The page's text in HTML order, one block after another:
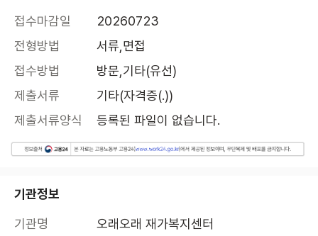
접수마감일
20260723
전형방법
서류,면접
접수방법
방문,기타(유선)
제출서류
기타(자격증(.))
제출서류양식
등록된 파일이 없습니다.
기관정보
기관명
오래오래 재가복지센터